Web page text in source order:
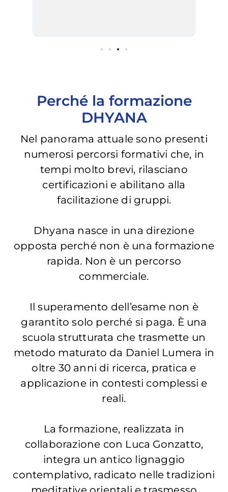
Perché la formazione
DHYANA
Nel panorama attuale sono presenti
numerosi percorsi formativi che, in
tempi molto brevi, rilasciano
certificazioni e abilitano alla
facilitazione di gruppi.
Dhyana nasce in una direzione
opposta perché non è una formazione
rapida. Non è un percorso
commerciale.
Il superamento dell’esame non è
garantito solo perché si paga. È una
scuola strutturata che trasmette un
metodo maturato da Daniel Lumera in
oltre 30 anni di ricerca, pratica e
applicazione in contesti complessi e
reali.
La formazione, realizzata in
collaborazione con Luca Gonzatto,
integra un antico lignaggio
contemplativo, radicato nelle tradizioni